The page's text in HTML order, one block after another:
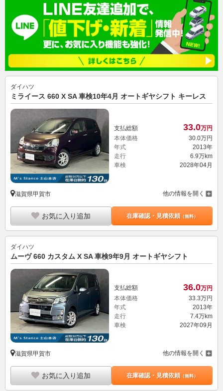
ダイハツ
ミライース 660 X SA 車検10年4月 オートギヤシフト キーレス
支払総額 33.0万円
本体価格
30.0万円
年式
2013年
走行
6.9万km
車検
2028年04月
滋賀県甲賀市 他の情報を開く
お気に入り追加 在庫確認・見積依頼（無料）
ダイハツ
ムーヴ 660 カスタム X SA 車検9年9月 オートギヤシフト
支払総額 36.0万円
本体価格
33. 3万円
年式
2013年
走行
7.4万km
車検
2027年09月
滋賀県甲賀市 他の情報を開く
お気に入り追加 在庫確認・見積依頼（無料）